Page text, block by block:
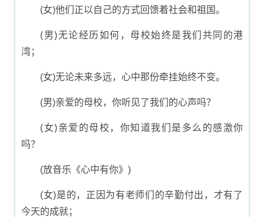
(女)他们正以自己的方式回馈着社会和祖国。
(男)无论经历如何，母校始终是我们共同的港
湾；
(女)无论未来多远，心中那份牵挂始终不变。
(男)亲爱的母校，你听见了我们的心声吗？
(女)亲爱的母校，你知道我们是多么的感激你
吗？
(放音乐《心中有你》)
(女)是的，正因为有老师们的辛勤付出，才有了
今天的成就；